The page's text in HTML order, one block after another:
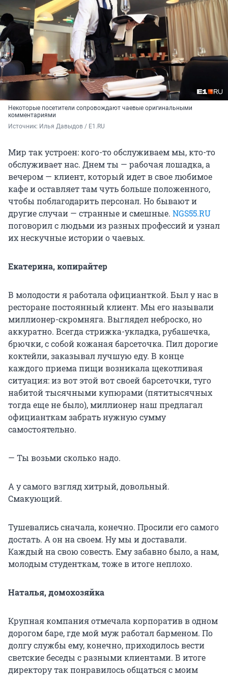
Некоторые посетители сопровождают чаевые оригинальными
комментариями
Источник: Илья Давыдов / E1.RU
Мир так устроен: кого-то обслуживаем мы, кто-то
обслуживает нас. Днем ты — рабочая лошадка, а
вечером — клиент, который идет в свое любимое
кафе и оставляет там чуть больше положенного,
чтобы поблагодарить персонал. Но бывают и
другие случаи — странные и смешные. NGS55.RU
поговорил с людьми из разных профессий и узнал
их нескучные истории о чаевых.
Екатерина, копирайтер
В молодости я работала официанткой. Был у нас в
ресторане постоянный клиент. Мы его называли
миллионер-скромняга. Выглядел неброско, но
аккуратно. Всегда стрижка-укладка, рубашечка,
брючки, с собой кожаная барсеточка. Пил дорогие
коктейли, заказывал лучшую еду. В конце
каждого приема пищи возникала щекотливая
ситуация: из вот этой вот своей барсеточки, туго
набитой тысячными купюрами (пятитысячных
тогда еще не было), миллионер наш предлагал
официанткам забрать нужную сумму
самостоятельно.
— Ты возьми сколько надо.
А у самого взгляд хитрый, довольный.
Смакующий.
Тушевались сначала, конечно. Просили его самого
достать. А он на своем. Ну мы и доставали.
Каждый на свою совесть. Ему забавно было, а нам,
молодым студенткам, тоже в итоге неплохо.
Наталья, домохозяйка
Крупная компания отмечала корпоратив в одном
дорогом баре, где мой муж работал барменом. По
долгу службы ему, конечно, приходилось вести
светские беседы с разными клиентами. В итоге
директору так понравилось общаться с моим